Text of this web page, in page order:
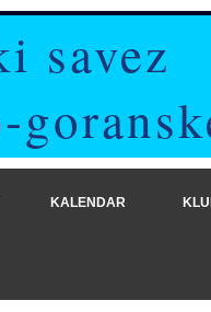
savez
KALENDAR